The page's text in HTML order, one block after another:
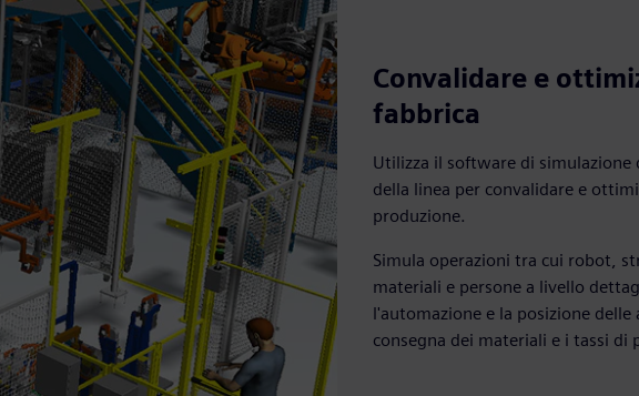
Convalidare e
fabbrica
Utilizza il software di
della linea per convalidare e
produzione.
Simula operazioni tra cui robot,
materiali e persone a livello
l'automazione e la posizione
consegna dei materiali e i tassi di